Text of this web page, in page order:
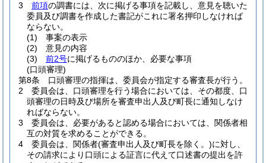
3
前項の調書には、次に掲げる事項を記載し、意見を聴いた
委員及び調書を作成した書記がこれに署名押印しなければ
ならない。
(1)
事案の表示
(2)
意見の内容
(3)
前2号に掲げるもののほか、必要な事項
(口頭審理)
第8条
口頭審理の指揮は、委員会が指定する審査長が行う。
2
委員会は、口頭審理を行う場合においては、その都度、口
頭審理の日時及び場所を審査申出人及び町長に通知しなけ
ればならない。
3
委員会は、必要があると認める場合においては、関係者相
互の対質を求めることができる。
4
委員会は、関係者(審査申出人及び町長を除く。)に対し、
その請求により口頭による証言に代えて口述書の提出を許